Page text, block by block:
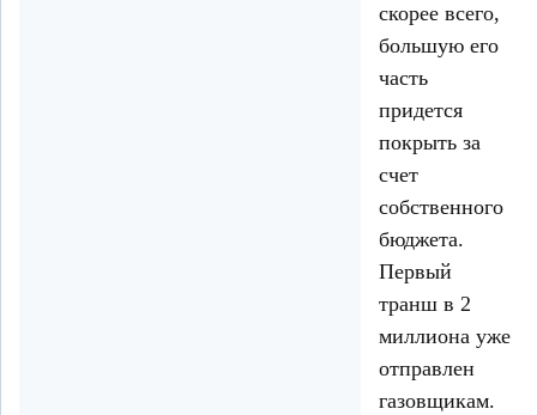
скорее всего,
большую его
часть
придется
покрыть за
счет
собственного
бюджета.
Первый
транш в 2
миллиона уже
отправлен
газовщикам.